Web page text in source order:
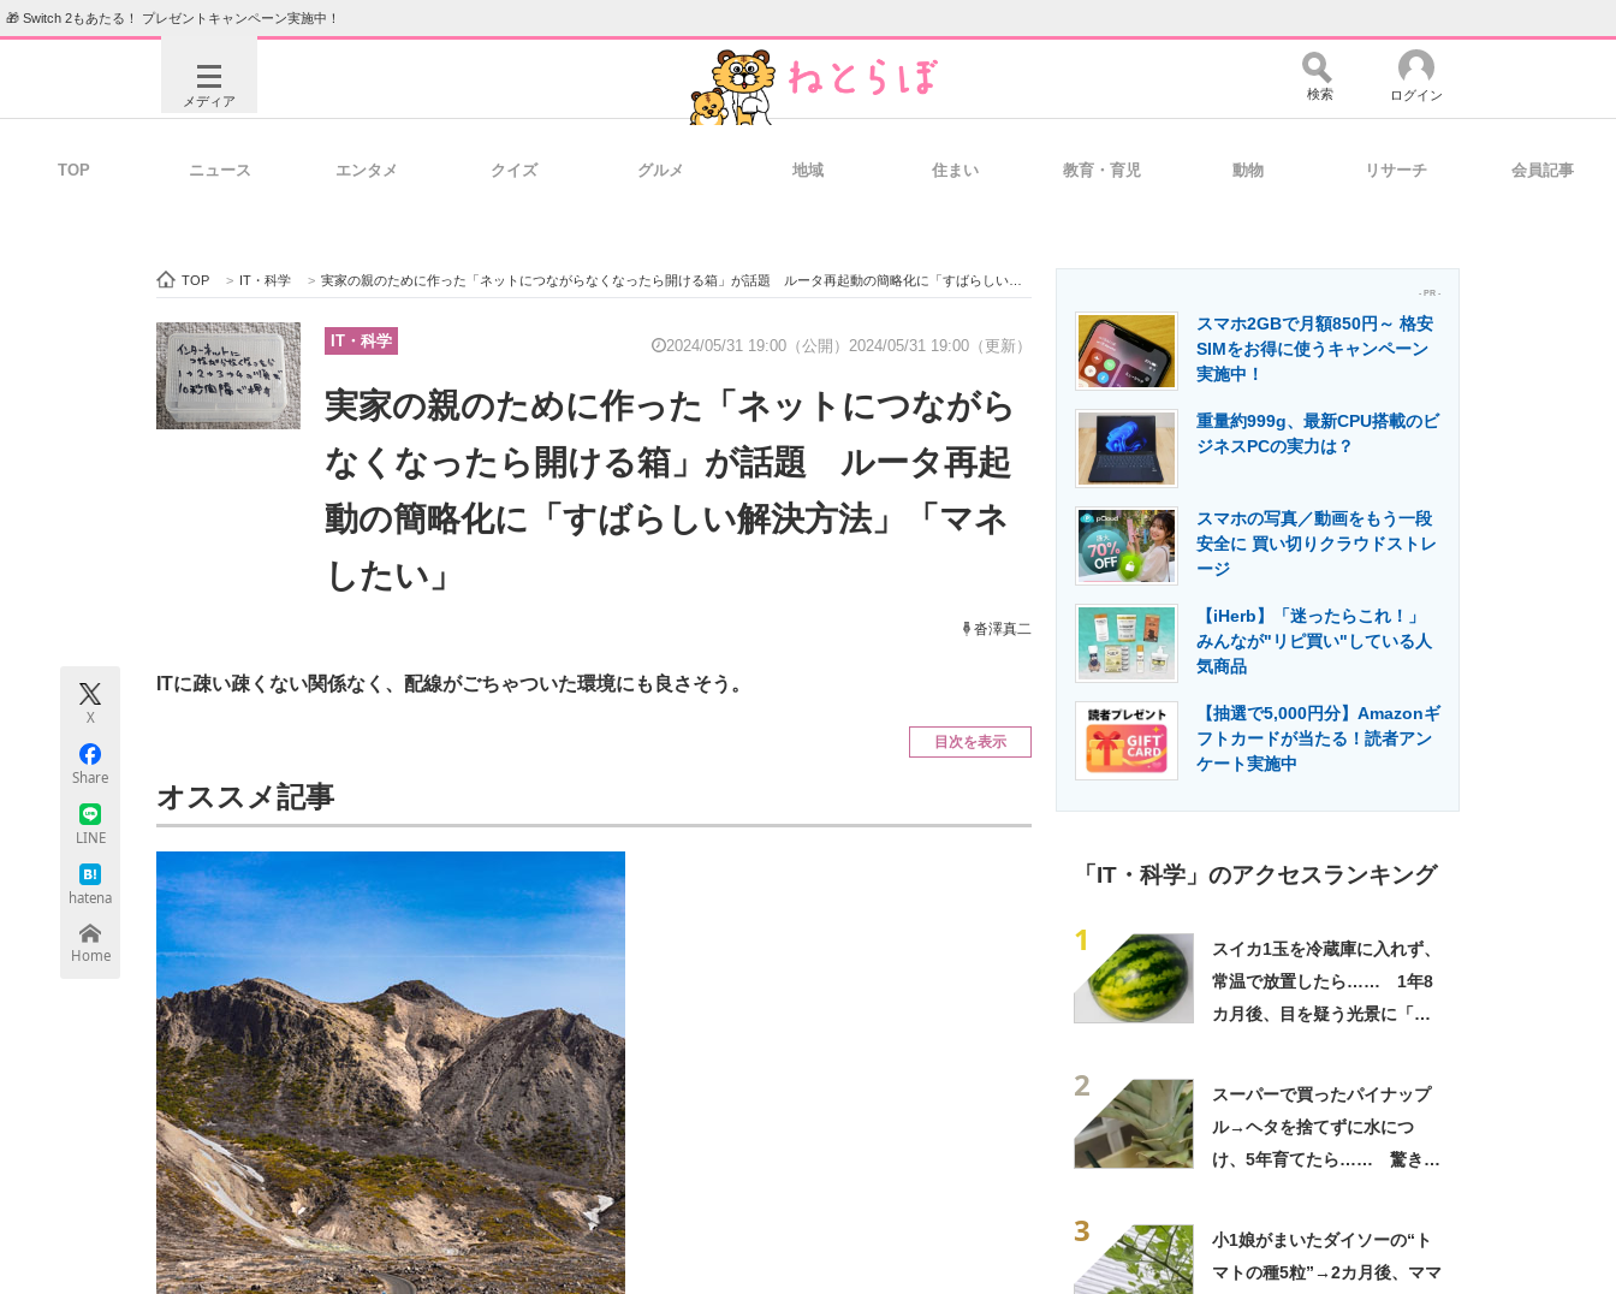
🎁 Switch 2もあたる！ プレゼントキャンペーン実施中！
メディア
ビジネスと働き方のヒント 経営リーダーのコミュニティ マーケ×ITの今がよく分かる
IT製品の技術・比較・事例 製造業のIT導入・活用を支援
エネルギーの専門メディア 建設×テクノロジーの最前線
検索 ログイン
TOP ニュース エンタメ クイズ グルメ 地域 住まい 教育・育児 動物 リサーチ 会員記事
TOP > IT・科学 > 実家の親のために作った「ネットにつながらなくなったら開ける箱」が話題 ルータ再起動の簡略化に「すばらしい解決方法」「マネしたい」
IT・科学 2024/05/31 19:00（公開） 2024/05/31 19:00（更新）
実家の親のために作った「ネットにつながら
なくなったら開ける箱」が話題 ルータ再起
動の簡略化に「すばらしい解決方法」「マネ
したい」
沓澤真二
X
Share
LINE
hatena
Home
ITに疎い疎くない関係なく、配線がごちゃついた環境にも良さそう。
目次を表示
オススメ記事
- PR -
スマホ2GBで月額850円～ 格安
SIMをお得に使うキャンペーン
実施中！
重量約999g、最新CPU搭載のビ
ジネスPCの実力は？
スマホの写真／動画をもう一段
安全に 買い切りクラウドストレ
ージ
【iHerb】「迷ったらこれ！」
みんなが"リピ買い"している人
気商品
【抽選で5,000円分】Amazonギ
フトカードが当たる！読者アン
ケート実施中
「IT・科学」のアクセスランキング
1
スイカ1玉を冷蔵庫に入れず、
常温で放置したら…… 1年8
カ月後、目を疑う光景に「ヤ
2
スーパーで買ったパイナップ
ル→ヘタを捨てずに水につ
け、5年育てたら…… 驚きの
3
小1娘がまいたダイソーの“ト
マトの種5粒”→2カ月後、ママ